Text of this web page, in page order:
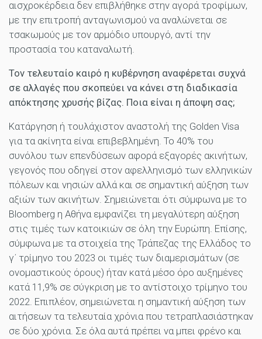
αισχροκέρδεια δεν επιβλήθηκε στην αγορά τροφίμων,
με την επιτροπή ανταγωνισμού να αναλώνεται σε
τσακωμούς με τον αρμόδιο υπουργό, αντί την
προστασία του καταναλωτή.
Τον τελευταίο καιρό η κυβέρνηση αναφέρεται συχνά
σε αλλαγές που σκοπεύει να κάνει στη διαδικασία
απόκτησης χρυσής βίζας. Ποια είναι η άποψη σας;
Κατάργηση ή τουλάχιστον αναστολή της Golden Visa
για τα ακίνητα είναι επιβεβλημένη. Το 40% του
συνόλου των επενδύσεων αφορά εξαγορές ακινήτων,
γεγονός που οδηγεί στον αφελληνισμό των ελληνικών
πόλεων και νησιών αλλά και σε σημαντική αύξηση των
αξιών των ακινήτων. Σημειώνεται ότι σύμφωνα με το
Bloomberg η Αθήνα εμφανίζει τη μεγαλύτερη αύξηση
στις τιμές των κατοικιών σε όλη την Ευρώπη. Επίσης,
σύμφωνα με τα στοιχεία της Τράπεζας της Ελλάδος το
γ΄ τρίμηνο του 2023 οι τιμές των διαμερισμάτων (σε
ονομαστικούς όρους) ήταν κατά μέσο όρο αυξημένες
κατά 11,9% σε σύγκριση με το αντίστοιχο τρίμηνο του
2022. Επιπλέον, σημειώνεται η σημαντική αύξηση των
αιτήσεων τα τελευταία χρόνια που τετραπλασιάστηκαν
σε δύο χρόνια. Σε όλα αυτά πρέπει να μπει φρένο και